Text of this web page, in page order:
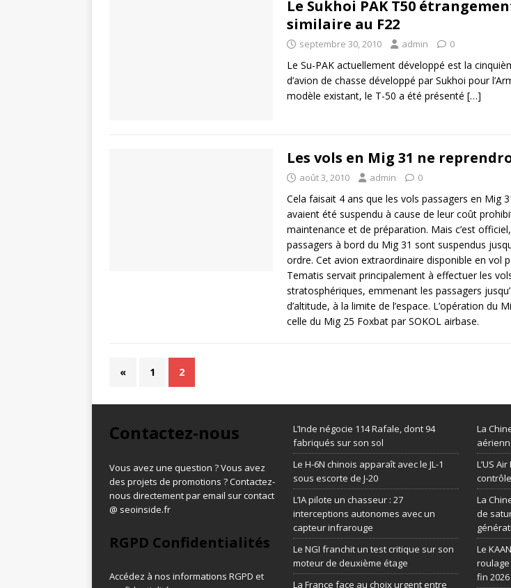
Le Sukhoi PAK T50
similaire au F22
septembre 30, 2010 admin 0
Le Su-PAK actuellement développé est la
d’avion de chasse développé par Sukhoi pour
modèle existant, le T-50 a été présenté […]
Les vols en Mig 31 ne
août 3, 2010 admin 0
Cela faisait 4 ans que les vols passagers en Mig
avaient été suspendu à cause de leur coût
maintenance et de préparation. Mais c’est
passagers à bord du Mig 31 sont suspendus
ordre. Cet avion extraordinaire disponible en vol
Tematis servait principalement à effectuer les
stratosphériques, emmenant les passagers
d’altitude, à la limite de l’espace. L’opération du
celle du Mig 25 Foxbat par SOKOL airbase.
« 1 2
Contactez-nous
Vous avez une question ? Vous avez
des projets de promotions ? Contactez-
nous directement par email sur contact
@ seoinside.fr
RGPD Confidentialités
Accédez à nos informations RGPD et
L’Inde négocie 114 Rafale, dont 94
fabriqués sur son sol
Le H-6N chinois apparaît avec le JL-1
sous escorte de J-20
L’IA pilote un chasseur : 27
interceptions autonomes avec un
capteur infrarouge
Le NGI franchit un test critique sur son
moteur de deuxième étage
La France face au choix urgent entre
La
L’US
La
de
Le
fin 2026